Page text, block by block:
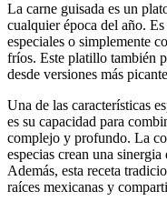
La carne guisada es un
cualquier época del año.
especiales o simplemente
fríos. Este platillo también
desde versiones más
Una de las características
es su capacidad para
complejo y profundo. La
especias crean una
Además, esta receta
raíces mexicanas y